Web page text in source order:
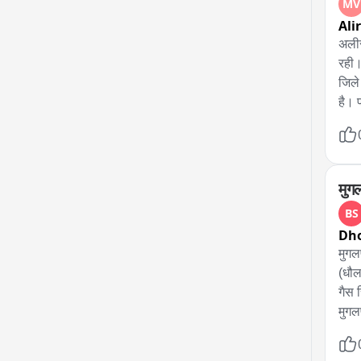
MV
जिले
है।
BS
गैस